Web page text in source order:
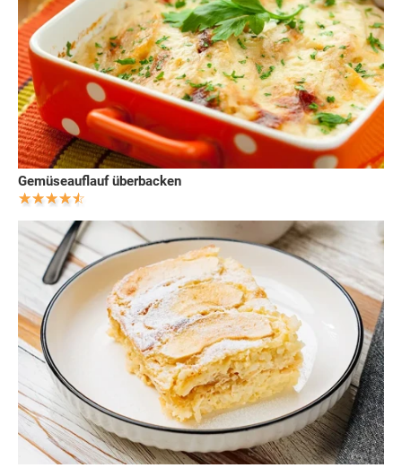
Gemüseauflauf überbacken